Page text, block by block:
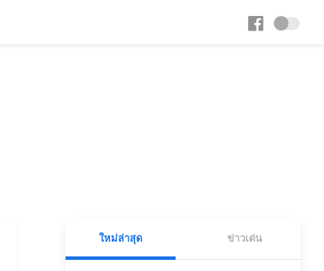
ใหม่ล่าสุด ข่าวเด่น